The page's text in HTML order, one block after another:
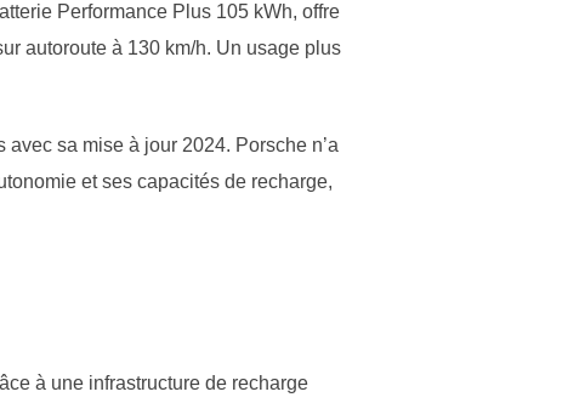
Performance Plus 105 kWh, offre
autoroute à 130 km/h. Un usage plus
sa mise à jour 2024. Porsche n’a
et ses capacités de recharge,
à une infrastructure de recharge